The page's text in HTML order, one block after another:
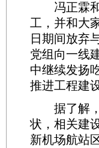
冯正霖和
工，并和大
日期间放弃
党组向一线
中继续发扬
推进工程建设
据了解，
状，相关建
新机场航站